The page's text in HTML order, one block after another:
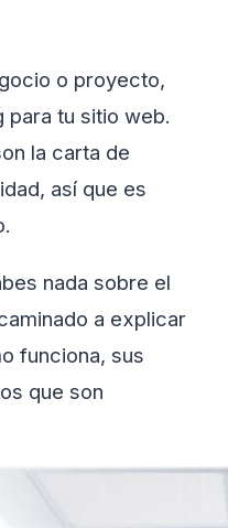
o proyecto,
para tu sitio web.
la carta de
así que es
nada sobre el
a explicar
funciona, sus
que son